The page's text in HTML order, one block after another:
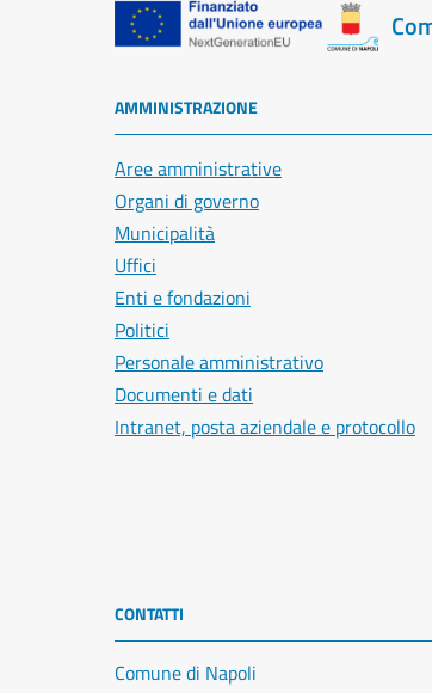
AMMINISTRAZIONE
Aree amministrative
Organi di governo
Municipalità
Uffici
Enti e fondazioni
Politici
Personale amministrativo
Documenti e dati
Intranet, posta aziendale e protocollo
CONTATTI
Comune di Napoli